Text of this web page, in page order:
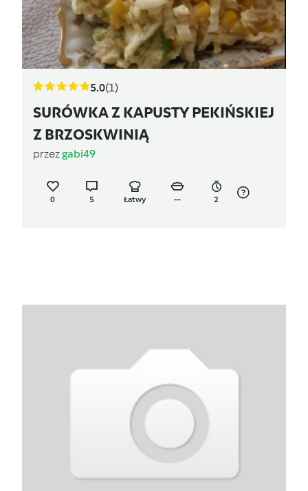
5.0(1)
SURÓWKA Z KAPUSTY PEKIŃSKIEJ
Z BRZOSKWINIĄ
przezgabi49
0 5 Łatwy -- 2